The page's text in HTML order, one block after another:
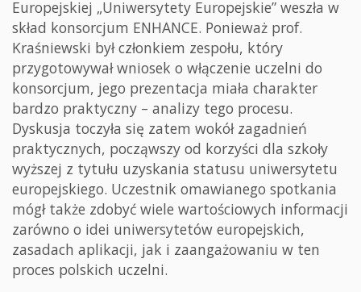
Europejskiej „Uniwersytety Europejskie” weszła w
skład konsorcjum ENHANCE. Ponieważ prof.
Kraśniewski był członkiem zespołu, który
przygotowywał wniosek o włączenie uczelni do
konsorcjum, jego prezentacja miała charakter
bardzo praktyczny – analizy tego procesu.
Dyskusja toczyła się zatem wokół zagadnień
praktycznych, począwszy od korzyści dla szkoły
wyższej z tytułu uzyskania statusu uniwersytetu
europejskiego. Uczestnik omawianego spotkania
mógł także zdobyć wiele wartościowych informacji
zarówno o idei uniwersytetów europejskich,
zasadach aplikacji, jak i zaangażowaniu w ten
proces polskich uczelni.